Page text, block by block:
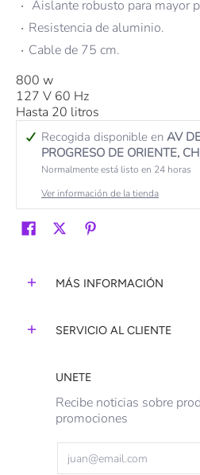
Aislante robusto para mayor
Resistencia de aluminio.
Cable de 75 cm.
800 w
127 V 60 Hz
Hasta 20 litros
Recogida disponible en AV
PROGRESO DE ORIENTE,
Normalmente está listo en 24 horas
Ver información de la tienda
MÁS INFORMACIÓN
SERVICIO AL CLIENTE
UNETE
Recibe noticias sobre
promociones